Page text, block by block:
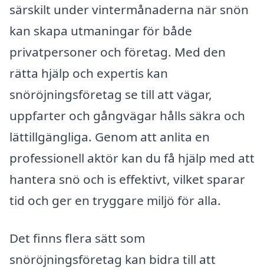
särskilt under vintermånaderna när snön
kan skapa utmaningar för både
privatpersoner och företag. Med den
rätta hjälp och expertis kan
snöröjningsföretag se till att vägar,
uppfarter och gångvägar hålls säkra och
lättillgängliga. Genom att anlita en
professionell aktör kan du få hjälp med att
hantera snö och is effektivt, vilket sparar
tid och ger en tryggare miljö för alla.
Det finns flera sätt som
snöröjningsföretag kan bidra till att